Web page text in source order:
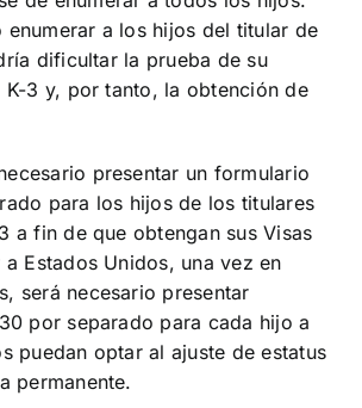
enumerar a los hijos del titular de
dificultar la prueba de su
K-3 y, por tanto, la obtención de
presentar un formulario
para los hijos de los titulares
a fin de que obtengan sus Visas
Estados Unidos, una vez en
será necesario presentar
por separado para cada hijo a
puedan optar al ajuste de estatus
permanente.